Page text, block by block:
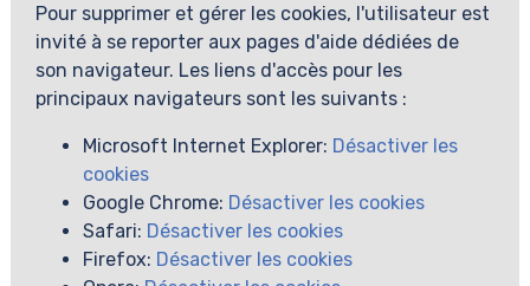
Pour supprimer et gérer les cookies, l'utilisateur est
invité à se reporter aux pages d'aide dédiées de
son navigateur. Les liens d'accès pour les
principaux navigateurs sont les suivants :
Microsoft Internet Explorer: Désactiver les
cookies
Google Chrome: Désactiver les cookies
Safari: Désactiver les cookies
Firefox: Désactiver les cookies